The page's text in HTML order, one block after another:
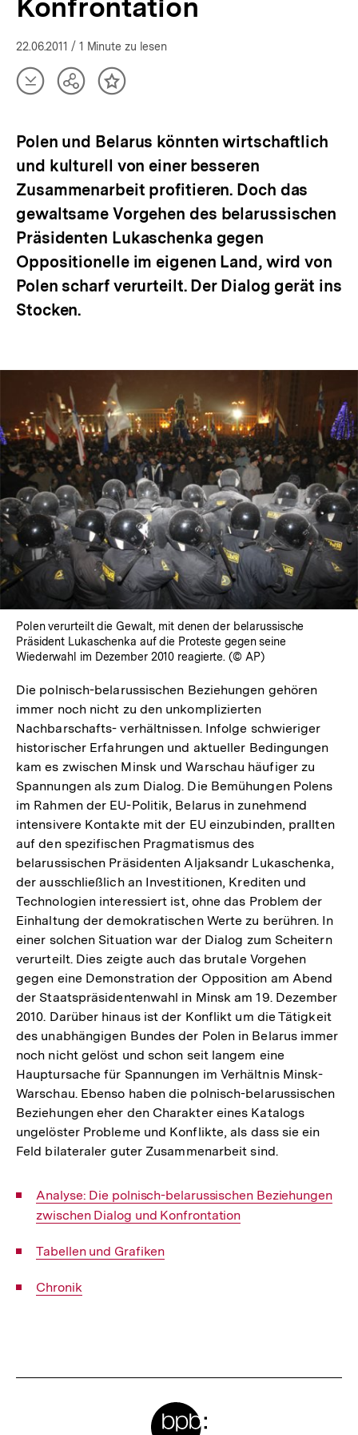
Konfrontation
22.06.2011 / 1 Minute zu lesen
Artikel
herunterladen
TeilenInhalt
Polen und Belarus könnten wirtschaftlich
und kulturell von einer besseren
Zusammenarbeit profitieren. Doch das
gewaltsame Vorgehen des belarussischen
Präsidenten Lukaschenka gegen
Oppositionelle im eigenen Land, wird von
Polen scharf verurteilt. Der Dialog gerät ins
Stocken.
In
Lightbox
öffnen
Polen verurteilt die Gewalt, mit denen der belarussische
Präsident Lukaschenka auf die Proteste gegen seine
Wiederwahl im Dezember 2010 reagierte. (© AP)
Die polnisch-belarussischen Beziehungen gehören
immer noch nicht zu den unkomplizierten
Nachbarschafts- verhältnissen. Infolge schwieriger
historischer Erfahrungen und aktueller Bedingungen
kam es zwischen Minsk und Warschau häufiger zu
Spannungen als zum Dialog. Die Bemühungen Polens
im Rahmen der EU-Politik, Belarus in zunehmend
intensivere Kontakte mit der EU einzubinden, prallten
auf den spezifischen Pragmatismus des
belarussischen Präsidenten Aljaksandr Lukaschenka,
der ausschließlich an Investitionen, Krediten und
Technologien interessiert ist, ohne das Problem der
Einhaltung der demokratischen Werte zu berühren. In
einer solchen Situation war der Dialog zum Scheitern
verurteilt. Dies zeigte auch das brutale Vorgehen
gegen eine Demonstration der Opposition am Abend
der Staatspräsidentenwahl in Minsk am 19. Dezember
2010. Darüber hinaus ist der Konflikt um die Tätigkeit
des unabhängigen Bundes der Polen in Belarus immer
noch nicht gelöst und schon seit langem eine
Hauptursache für Spannungen im Verhältnis Minsk-
Warschau. Ebenso haben die polnisch-belarussischen
Beziehungen eher den Charakter eines Katalogs
ungelöster Probleme und Konflikte, als dass sie ein
Feld bilateraler guter Zusammenarbeit sind.
Interner
Link:
Analyse: Die polnisch-belarussischen Beziehungen
zwischen Dialog und Konfrontation
Interner
Tabellen und Grafiken
Interner
Chronik